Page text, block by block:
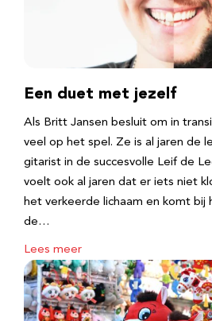
Een duet met jezelf
Als Britt Jansen besluit om in
veel op het spel. Ze is al jaren de
gitarist in de succesvolle Leif de
voelt ook al jaren dat er iets niet
het verkeerde lichaam en komt bij
de…
Lees meer